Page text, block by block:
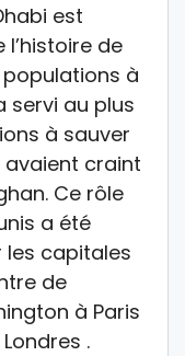
est
de
populations à
servi au plus
à sauver
avaient craint
Ce rôle
a été
les capitales
de
à Paris
.